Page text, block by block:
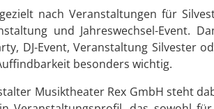
nach Veranstaltungen für
und Jahreswechsel-Event.
DJ-Event, Veranstaltung Silvester
besonders wichtig.
Musiktheater Rex GmbH steht